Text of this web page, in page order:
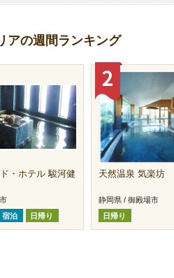
アの週間ランキング
・ホテル 駿河健
宿泊 日帰り
天然温泉 気楽坊
静岡県 / 御殿場市
日帰り